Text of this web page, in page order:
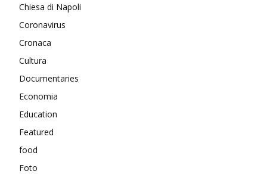
Chiesa di Napoli
Coronavirus
Cronaca
Cultura
Documentaries
Economia
Education
Featured
food
Foto